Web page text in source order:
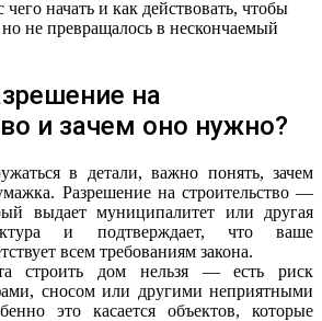
чего начать и как действовать, чтобы
не превращалось в нескончаемый
на
и зачем оно нужно?
в детали, важно понять, зачем
Разрешение на строительство —
выдает муниципалитет или другая
и подтверждает, что ваше
всем требованиям закона.
строить дом нельзя — есть риск
сносом или другими неприятными
это касается объектов, которые